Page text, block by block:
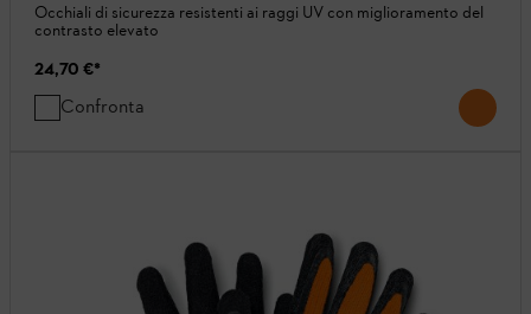
Occhiali di sicurezza resistenti ai raggi UV con miglioramento del
contrasto elevato
24,70 €*
Confronta